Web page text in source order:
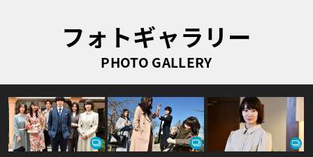
フォトギャラリー
PHOTO GALLERY